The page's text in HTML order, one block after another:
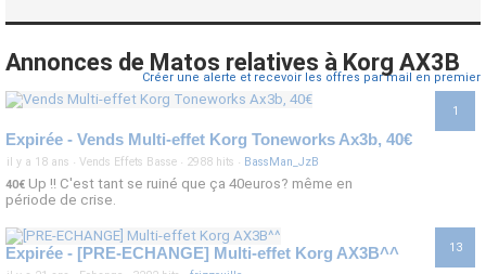
Annonces de Matos relatives à Korg AX3B
Créer une alerte et recevoir les offres par mail en premier
1
Expirée - Vends Multi-effet Korg Toneworks Ax3b, 40€
il y a 18 ans · Vends Effets Basse · 2988 hits · BassMan_JzB
40€ Up !! C'est tant se ruiné que ça 40euros? même en
période de crise.
13
Expirée - [PRE-ECHANGE] Multi-effet Korg AX3B^^